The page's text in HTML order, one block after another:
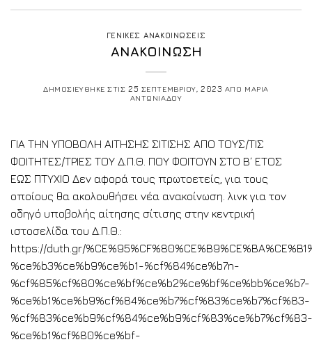
ΓΕΝΙΚΕΣ ΑΝΑΚΟΙΝΩΣΕΙΣ
ΑΝΑΚΟΙΝΩΣΗ
ΔΗΜΟΣΙΕΥΘΗΚΕ ΣΤΙΣ25 ΣΕΠΤΕΜΒΡΙΟΥ, 2023 ΑΠΟ ΜΑΡΙΑ
ΑΝΤΩΝΙΑΔΟΥ
ΓΙΑ ΤΗN ΥΠΟΒΟΛΗ ΑΙΤΗΣΗΣ ΣΙΤΙΣΗΣ ΑΠΟ ΤΟΥΣ/ΤΙΣ
ΦΟΙΤΗΤΕΣ/ΤΡΙΕΣ ΤΟΥ Δ.Π.Θ. ΠΟΥ ΦΟΙΤΟΥΝ ΣΤΟ Β΄ ΕΤΟΣ
ΕΩΣ ΠΤΥΧΙΟ Δεν αφορά τους πρωτοετείς, για τους
οποίους θα ακολουθήσει νέα ανακοίνωση. λινκ για τον
οδηγό υποβολής αίτησης σίτισης στην κεντρική
ιστοσελίδα του Δ.Π.Θ.:
https://duth.gr/
%ce%b3%ce%b9%ce%b1-%cf%84%ce%b7n-
%cf%85%cf%80%ce%bf%ce%b2%ce%bf%ce%bb%ce%b7-
%ce%b1%ce%b9%cf%84%ce%b7%cf%83%ce%b7%cf%83-
%cf%83%ce%b9%cf%84%ce%b9%cf%83%ce%b7%cf%83-
%ce%b1%cf%80%ce%bf-